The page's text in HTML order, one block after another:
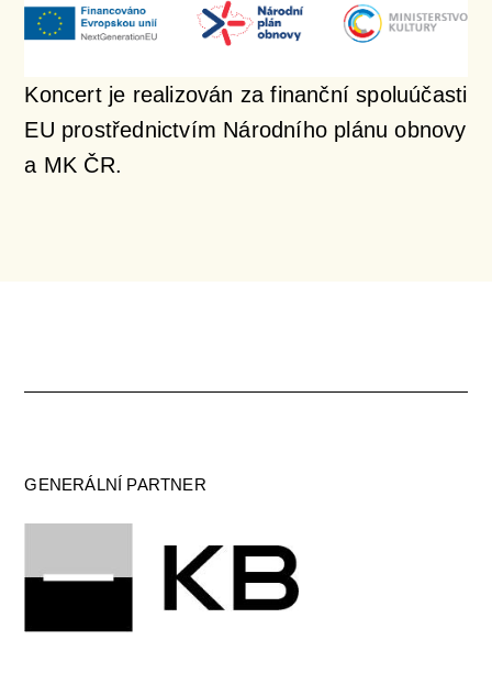
Koncert je realizován za finanční spoluúčasti
EU prostřednictvím Národního plánu obnovy
a MK ČR.
GENERÁLNÍ PARTNER